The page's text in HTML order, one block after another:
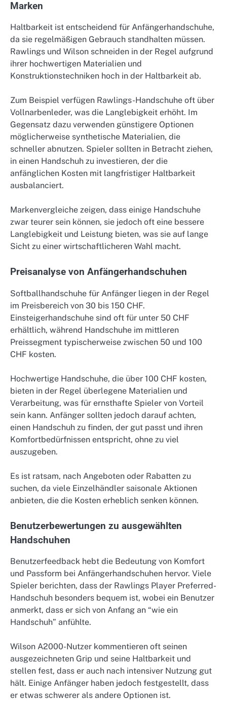
Marken
Haltbarkeit ist entscheidend für Anfängerhandschuhe,
da sie regelmäßigen Gebrauch standhalten müssen.
Rawlings und Wilson schneiden in der Regel aufgrund
ihrer hochwertigen Materialien und
Konstruktionstechniken hoch in der Haltbarkeit ab.
Zum Beispiel verfügen Rawlings-Handschuhe oft über
Vollnarbenleder, was die Langlebigkeit erhöht. Im
Gegensatz dazu verwenden günstigere Optionen
möglicherweise synthetische Materialien, die
schneller abnutzen. Spieler sollten in Betracht ziehen,
in einen Handschuh zu investieren, der die
anfänglichen Kosten mit langfristiger Haltbarkeit
ausbalanciert.
Markenvergleiche zeigen, dass einige Handschuhe
zwar teurer sein können, sie jedoch oft eine bessere
Langlebigkeit und Leistung bieten, was sie auf lange
Sicht zu einer wirtschaftlicheren Wahl macht.
Preisanalyse von Anfängerhandschuhen
Softballhandschuhe für Anfänger liegen in der Regel
im Preisbereich von 30 bis 150 CHF.
Einsteigerhandschuhe sind oft für unter 50 CHF
erhältlich, während Handschuhe im mittleren
Preissegment typischerweise zwischen 50 und 100
CHF kosten.
Hochwertige Handschuhe, die über 100 CHF kosten,
bieten in der Regel überlegene Materialien und
Verarbeitung, was für ernsthafte Spieler von Vorteil
sein kann. Anfänger sollten jedoch darauf achten,
einen Handschuh zu finden, der gut passt und ihren
Komfortbedürfnissen entspricht, ohne zu viel
auszugeben.
Es ist ratsam, nach Angeboten oder Rabatten zu
suchen, da viele Einzelhändler saisonale Aktionen
anbieten, die die Kosten erheblich senken können.
Benutzerbewertungen zu ausgewählten
Handschuhen
Benutzerfeedback hebt die Bedeutung von Komfort
und Passform bei Anfängerhandschuhen hervor. Viele
Spieler berichten, dass der Rawlings Player Preferred-
Handschuh besonders bequem ist, wobei ein Benutzer
anmerkt, dass er sich von Anfang an “wie ein
Handschuh” anfühlte.
Wilson A2000-Nutzer kommentieren oft seinen
ausgezeichneten Grip und seine Haltbarkeit und
stellen fest, dass er auch nach intensiver Nutzung gut
hält. Einige Anfänger haben jedoch festgestellt, dass
er etwas schwerer als andere Optionen ist.